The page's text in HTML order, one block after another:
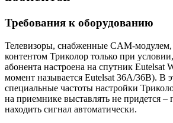
Требования к оборудованию
Телевизоры, снабженные CAM-модулем,
контентом Триколор только при
абонента настроена на спутник Eutelsat
момент называется Eutelsat 36A/36B). В
специальные частоты настройки
на приемнике выставлять не придется –
находить сигнал автоматически.